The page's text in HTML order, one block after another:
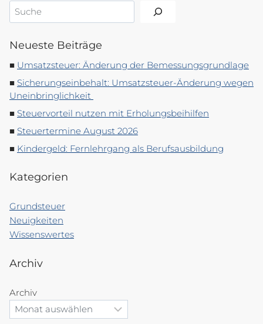
Suchen
Neueste Beiträge
Umsatzsteuer: Änderung der Bemessungsgrundlage
Sicherungseinbehalt: Umsatzsteuer-Änderung wegen
Uneinbringlichkeit
Steuervorteil nutzen mit Erholungsbeihilfen
Steuertermine August 2026
Kindergeld: Fernlehrgang als Berufsausbildung
Kategorien
Grundsteuer
Neuigkeiten
Wissenswertes
Archiv
Archiv